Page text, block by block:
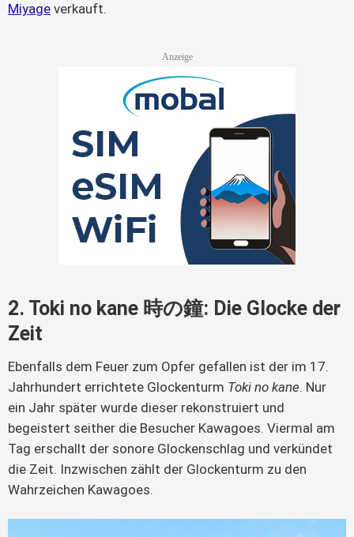
Miyage verkauft.
2. Toki no kane 時の鐘: Die Glocke der
Zeit
Ebenfalls dem Feuer zum Opfer gefallen ist der im 17.
Jahrhundert errichtete Glockenturm Toki no kane. Nur
ein Jahr später wurde dieser rekonstruiert und
begeistert seither die Besucher Kawagoes. Viermal am
Tag erschallt der sonore Glockenschlag und verkündet
die Zeit. Inzwischen zählt der Glockenturm zu den
Wahrzeichen Kawagoes.